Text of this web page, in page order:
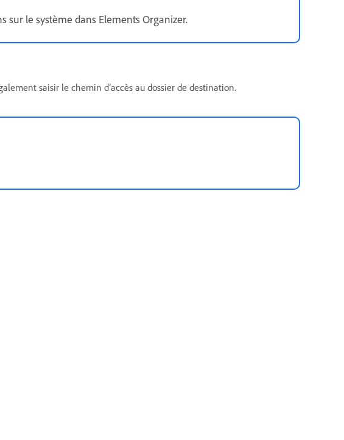
le système dans Elements Organizer.
saisir le chemin d’accès au dossier de destination.